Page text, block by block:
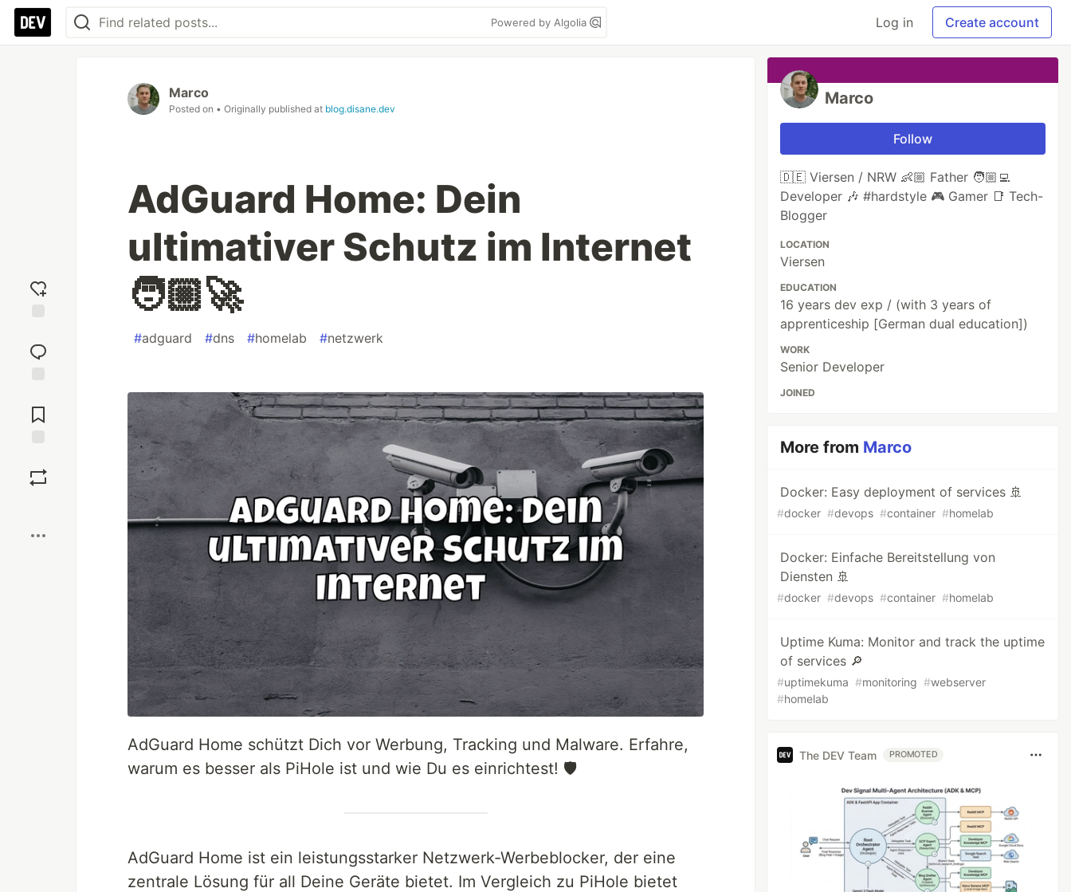
Powered by Algolia Log in Create account
reaction
Comments
Marco
Posted on • Originally published at blog.disane.dev
AdGuard Home: Dein
ultimativer Schutz im Internet
🧑🏼‍🚀
#adguard #dns #homelab #netzwerk
AdGuard Home schützt Dich vor Werbung, Tracking und Malware. Erfahre,
warum es besser als PiHole ist und wie Du es einrichtest! 🛡️
AdGuard Home ist ein leistungsstarker Netzwerk-Werbeblocker, der eine
zentrale Lösung für all Deine Geräte bietet. Im Vergleich zu PiHole bietet
Marco
Follow
🇩🇪 Viersen / NRW 👶🏼 Father 🧑🏼‍💻
Developer 🎶 #hardstyle 🎮 Gamer 📑 Tech-
Blogger
LOCATION
Viersen
EDUCATION
16 years dev exp / (with 3 years of
apprenticeship [German dual education])
WORK
Senior Developer
JOINED
More from Marco
Docker: Easy deployment of services 🚢
#docker #devops #container #homelab
Docker: Einfache Bereitstellung von
Diensten 🚢
#docker #devops #container #homelab
Uptime Kuma: Monitor and track the uptime
of services 🔎
#uptimekuma #monitoring #webserver
#homelab
The DEV Team PROMOTED